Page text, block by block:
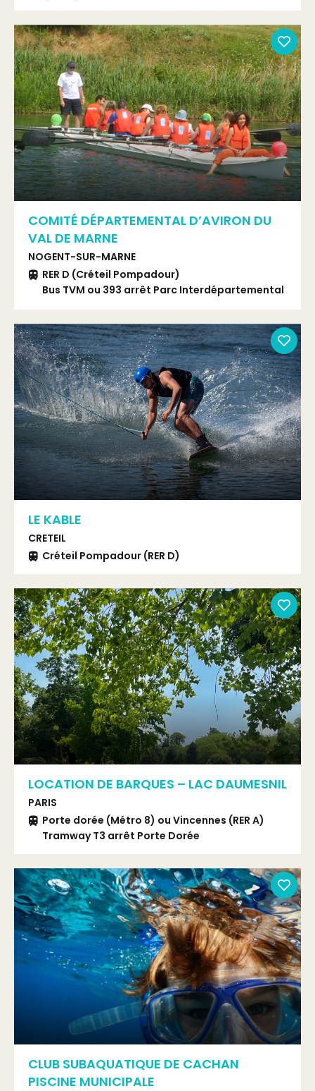
COMITÉ DÉPARTEMENTAL D’AVIRON DU
VAL DE MARNE
NOGENT-SUR-MARNE
RER D (Créteil Pompadour)
Bus TVM ou 393 arrêt Parc Interdépartemental
LE KABLE
CRETEIL
Créteil Pompadour (RER D)
LOCATION DE BARQUES – LAC DAUMESNIL
PARIS
Porte dorée (Métro 8) ou Vincennes (RER A)
Tramway T3 arrêt Porte Dorée
CLUB SUBAQUATIQUE DE CACHAN
PISCINE MUNICIPALE